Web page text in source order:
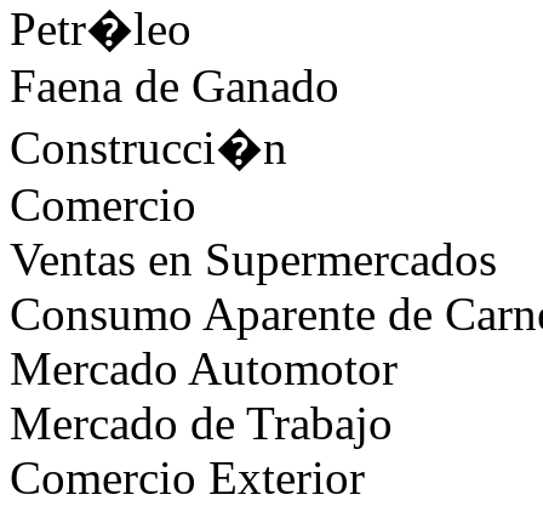
Petr�leo
Faena de Ganado
Construcci�n
Comercio
Ventas en Supermercados
Consumo Aparente de
Mercado Automotor
Mercado de Trabajo
Comercio Exterior